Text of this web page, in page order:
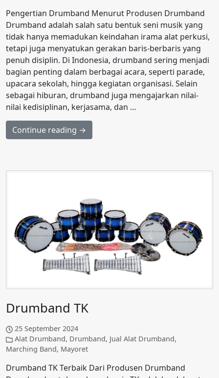
Pengertian Drumband Menurut Produsen Drumband
Drumband adalah salah satu bentuk seni musik yang
tidak hanya memadukan keindahan irama alat perkusi,
tetapi juga menyatukan gerakan baris-berbaris yang
penuh disiplin. Di Indonesia, drumband sering menjadi
bagian penting dalam berbagai acara, seperti parade,
upacara sekolah, hingga kegiatan organisasi. Selain
sebagai hiburan, drumband juga mengajarkan nilai-
nilai kedisiplinan, kerjasama, dan …
Continue reading →
Drumband TK
25 September 2024
Alat Drumband, Drumband, Jual Alat Drumband,
Marching Band, Mayoret
Drumband TK Terbaik Dari Produsen Drumband